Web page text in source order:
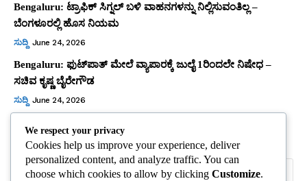
Bengaluru: ಟ್ರಾಫಿಕ್‌ ಸಿಗ್ನಲ್‌ ಬಳಿ ವಾಹನಗಳನ್ನು ನಿಲ್ಲಿಸುವಂತಿಲ್ಲ –
ಬೆಂಗಳೂರಲ್ಲಿ ಹೊಸ ನಿಯಮ
ಸುದ್ದಿ June 24, 2026
Bengaluru: ಫುಟ್‌ಪಾತ್‌ ಮೇಲೆ ವ್ಯಾಪಾರಕ್ಕೆ ಜುಲೈ 1ರಿಂದಲೇ ನಿಷೇಧ –
ಸಚಿವ ಕೃಷ್ಣ ಬೈರೇಗೌಡ
ಸುದ್ದಿ June 24, 2026
Subscribe
We respect your privacy
Cookies help us improve your experience, deliver
personalized content, and analyze traffic. You can
choose which cookies to allow by clicking Customize.